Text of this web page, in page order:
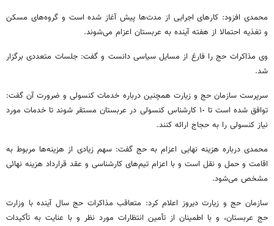
محمدی افزود: کارهای اجرایی از مدت‌ها پیش آغاز شده است و گروه‌های مسکن
و تغذیه احتمالا از هفته آینده به عربستان اعزام می‌شوند.
وی مذاکرات حج را فارغ از مسایل سیاسی دانست و گفت: جلسات متعددی برگزار
شد.
سرپرست سازمان حج و زیارت همچنین درباره خدمات کنسولی و ضرورت آن گفت:
توافق شده است تا ١٠ کارشناس کنسولی در عربستان مستقر شوند تا خدمات مورد
نیاز کنسولی را به حجاج ارائه کنند.
محمدی درباره هزینه نهایی اعزام به حج گفت: سهم زیادی از هزینه‌ها مربوط به
اقامت و حمل و نقل است و با اعزام تیم‌های کارشناسی و عقد قرارداد هزینه نهائی
مشخص می‌شود.
سازمان حج و زیارت دیروز اعلام کرد: متعاقب مذاکرات حج سال آینده با وزارت
حج عربستان، و با اطمینان از تأمین انتظارات مورد نظر و با عنایت به تأکیدات